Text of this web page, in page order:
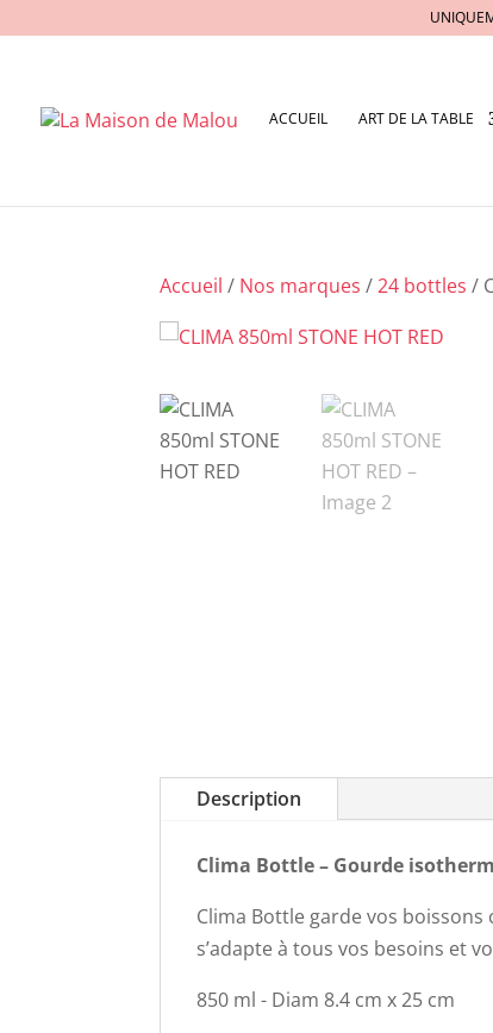
ACCUEIL ART DE LA TABLE
Accueil / Nos marques /24 bottles /
Description
Clima Bottle – Gourde
Clima Bottle garde vos
s’adapte à tous vos besoins et
850 ml - Diam 8.4 cm x 25 cm